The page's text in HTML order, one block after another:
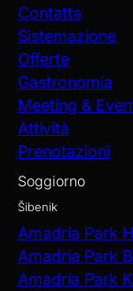
Contatta
Sistemazione
Offerte
Gastronomia
Meeting &
Attività
Prenotazioni
Soggiorno
Šibenik
Amadria Park
Amadria Park
Amadria Park